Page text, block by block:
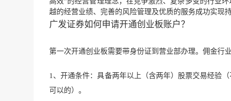
越的经营业绩、完善的风险管理及优质的服务成功实现
广发证券如何申请开通创业板账户？
第一次开通创业板需要带身份证到营业部办理。佣金行
1、开通条件：具备两年以上（含两年）股票交易经验
可以的）。